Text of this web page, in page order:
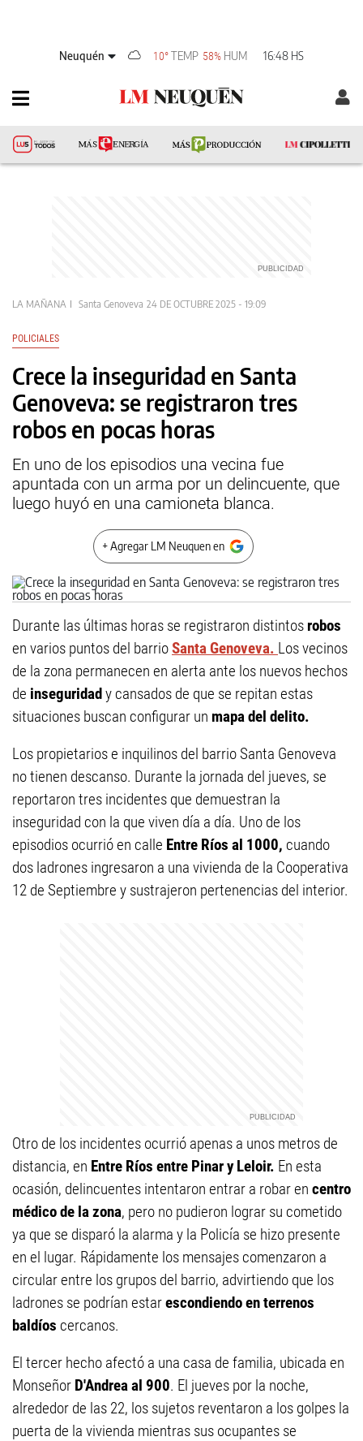
Neuquén 10°TEMP 58% HUM 16:48 HS
LA MAÑANA Santa Genoveva 24 DE OCTUBRE 2025 - 19:09
POLICIALES
Crece la inseguridad en Santa
Genoveva: se registraron tres
robos en pocas horas
En uno de los episodios una vecina fue
apuntada con un arma por un delincuente, que
luego huyó en una camioneta blanca.
+ Agregar LM Neuquen en
Durante las últimas horas se registraron distintos robos
en varios puntos del barrioSanta Genoveva. Los vecinos
de la zona permanecen en alerta ante los nuevos hechos
de inseguridady cansados de que se repitan estas
situaciones buscan configurar un mapa del delito.
Los propietarios e inquilinos del barrio Santa Genoveva
no tienen descanso. Durante la jornada del jueves, se
reportaron tres incidentes que demuestran la
inseguridad con la que viven día a día. Uno de los
episodios ocurrió en calle Entre Ríos al 1000, cuando
dos ladrones ingresaron a una vivienda de la Cooperativa
12 de Septiembre y sustrajeron pertenencias del interior.
Otro de los incidentes ocurrió apenas a unos metros de
distancia, en Entre Ríos entre Pinar y Leloir. En esta
ocasión, delincuentes intentaron entrar a robar en centro
médico de la zona, pero no pudieron lograr su cometido
ya que se disparó la alarma y la Policía se hizo presente
en el lugar. Rápidamente los mensajes comenzaron a
circular entre los grupos del barrio, advirtiendo que los
ladrones se podrían estarescondiendo en terrenos
baldíos cercanos.
El tercer hecho afectó a una casa de familia, ubicada en
Monseñor D'Andrea al 900. El jueves por la noche,
alrededor de las 22, los sujetos reventaron a los golpes la
puerta de la vivienda mientras sus ocupantes se